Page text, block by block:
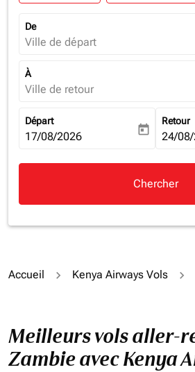
De
Ville de départ
À
Ville de retour
Départ
fc-booking-departure-date-aria-
17/08/2026 today
Retour
fc-
24/
Chercher
Accueil Kenya Airways Vols
Meilleurs vols aller-
Zambie avec Kenya